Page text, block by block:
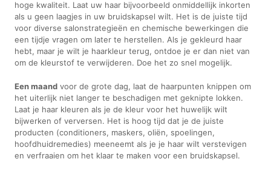
hoge kwaliteit. Laat uw haar bijvoorbeeld onmiddellijk inkorten
als u geen laagjes in uw bruidskapsel wilt. Het is de juiste tijd
voor diverse salonstrategieën en chemische bewerkingen die
een tijdje vragen om later te herstellen. Als je gekleurd haar
hebt, maar je wilt je haarkleur terug, ontdoe je er dan niet van
om de kleurstof te verwijderen. Doe het zo snel mogelijk.
Een maand voor de grote dag, laat de haarpunten knippen om
het uiterlijk niet langer te beschadigen met geknipte lokken.
Laat je haar kleuren als je de kleur voor het huwelijk wilt
bijwerken of verversen. Het is hoog tijd dat je de juiste
producten (conditioners, maskers, oliën, spoelingen,
hoofdhuidremedies) meeneemt als je je haar wilt verstevigen
en verfraaien om het klaar te maken voor een bruidskapsel.